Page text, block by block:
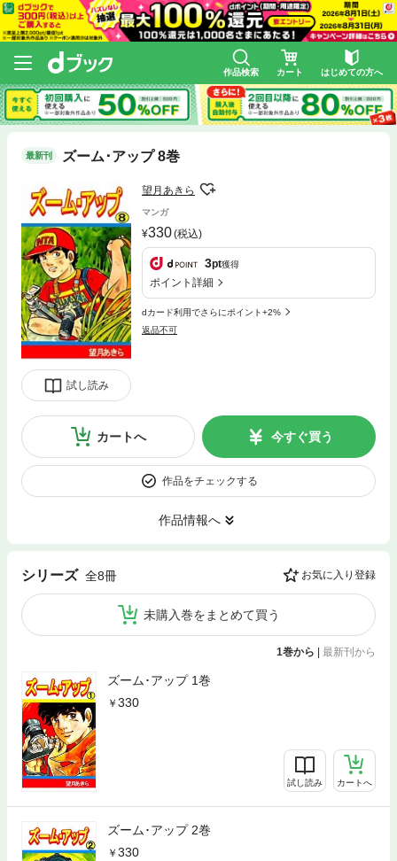
作品検索 カート はじめての方へ
最新刊 ズーム･アップ 8巻
試し読み
望月あきら
マンガ
330(税込)
3pt獲得
ポイント詳細
dカード利用でさらにポイント+2%
返品不可
カートへ 今すぐ買う
作品をチェックする
作品情報へ
シリーズ 全8冊 お気に入り登録
未購入巻をまとめて買う
1巻から | 最新刊から
ズーム･アップ 1巻
330
試し読み カートへ
ズーム･アップ 2巻
330